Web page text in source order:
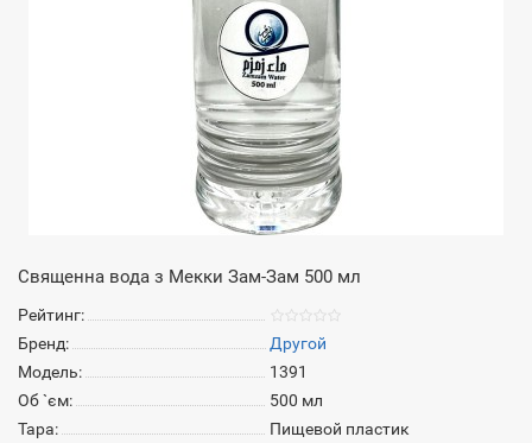
Священна вода з Мекки Зам-Зам 500 мл
Рейтинг:
Бренд:
Другой
Модель:
1391
Об `єм:
500 мл
Тара:
Пищевой пластик